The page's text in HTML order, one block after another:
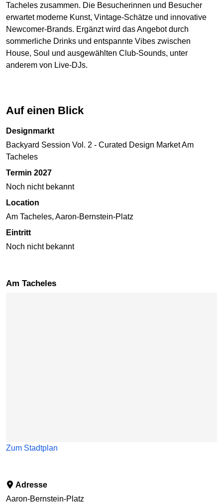
Tacheles zusammen. Die Besucherinnen und Besucher
erwartet moderne Kunst, Vintage-Schätze und innovative
Newcomer-Brands. Ergänzt wird das Angebot durch
sommerliche Drinks und entspannte Vibes zwischen
House, Soul und ausgewählten Club-Sounds, unter
anderem von Live-DJs.
Auf einen Blick
Designmarkt
Backyard Session Vol. 2 - Curated Design Market Am
Tacheles
Termin 2027
Noch nicht bekannt
Location
Am Tacheles, Aaron-Bernstein-Platz
Eintritt
Noch nicht bekannt
Am Tacheles
Zum Stadtplan
Adresse
Aaron-Bernstein-Platz